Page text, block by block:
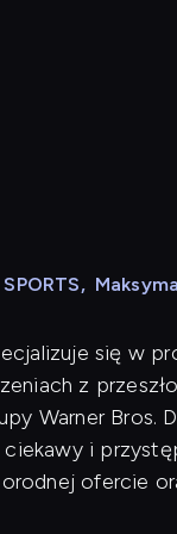
,
się w
z
Warner Bros.
i
ofercie